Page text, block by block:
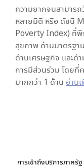
ความยากจนสามาร
หลายมิติ หรือ ดัชนี
Poverty Index) ที่พิ
สุขภาพ ด้านมาตรฐา
ด้านเศรษฐกิจ และด้
การมีส่วนร่วม โดย
มากกว่า 1 ด้าน อ่าน
การเข้าถึงบริการภาครัฐ